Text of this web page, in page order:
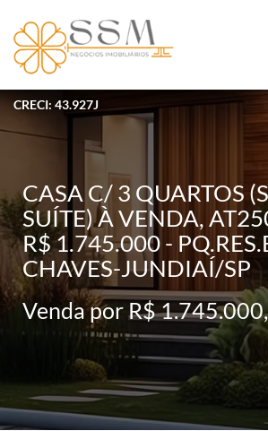
CRECI: 43.927J
CASA C/ 3 QUARTOS
SUÍTE) À VENDA,
R$ 1.745.000 -
CHAVES-JUNDIAÍ/SP
Venda por R$